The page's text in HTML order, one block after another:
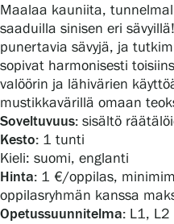
Maalaa kauniita,
saaduilla sinisen eri
punertavia sävyjä, ja
sopivat harmonisesti
valöörin ja lähivärien
mustikkavärillä omaan
Soveltuvuus: sisältö
Kesto: 1 tunti
Kieli: suomi, englanti
Hinta: 1 €/oppilas,
oppilasryhmän kanssa
Opetussuunnitelma: L1, L2